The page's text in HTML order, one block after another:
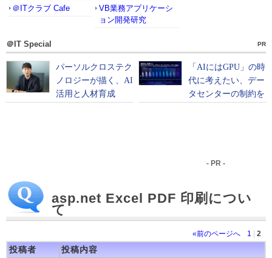
＠ITクラブ Cafe
VB業務アプリケーシ
ョン開発研究
＠IT Special PR
- PR -
asp.net Excel PDF 印刷につい
て
«前のページへ 1 2
投稿者 投稿内容